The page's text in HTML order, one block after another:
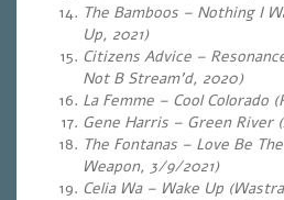
The Bamboos – Nothing I
Up, 2021)
Citizens Advice –
Not B Stream’d, 2020)
La Femme – Cool Colorado
Gene Harris – Green River
The Fontanas – Love Be
Weapon, 3/9/2021)
Celia Wa – Wake Up